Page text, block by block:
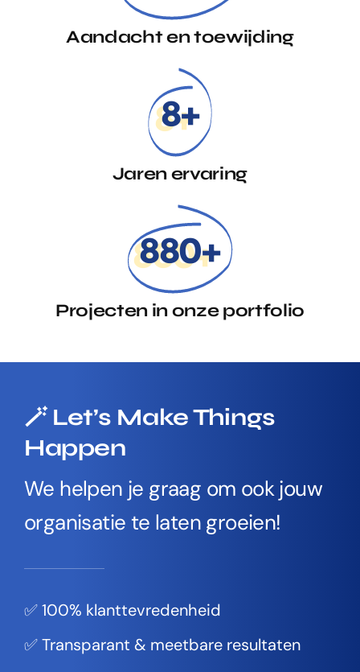
Aandacht en toewijding
8+
Jaren ervaring
880+
Projecten in onze portfolio
🪄 Let’s Make Things
Happen
We helpen je graag om ook jouw
organisatie te laten groeien!
✅ 100% klanttevredenheid
✅ Transparant & meetbare resultaten